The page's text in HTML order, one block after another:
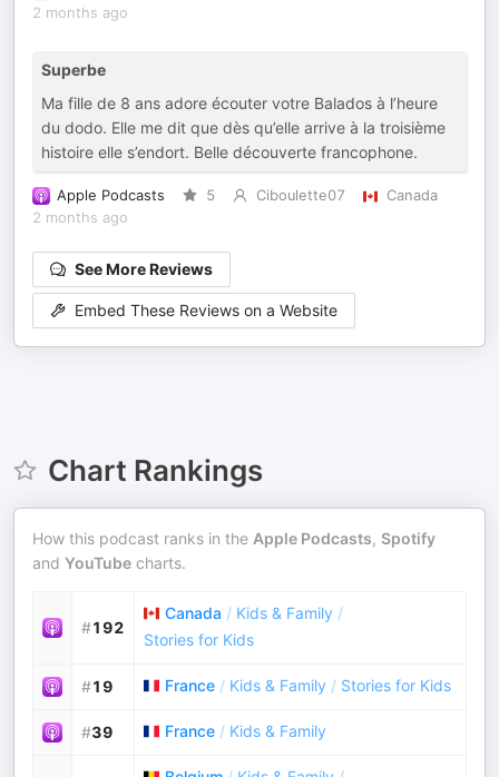
2 months ago
Superbe
Ma fille de 8 ans adore écouter votre Balados à l’heure
du dodo. Elle me dit que dès qu’elle arrive à la troisième
histoire elle s’endort. Belle découverte francophone.
Apple Podcasts 5 Ciboulette07
Canada
2 months ago
See More Reviews
Embed These Reviews on a Website
Chart Rankings
How this podcast ranks in the Apple Podcasts, Spotify
and YouTube charts.
#192
Canada / Kids & Family /
Stories for Kids
#19 France / Kids & Family / Stories for Kids
#39 France / Kids & Family